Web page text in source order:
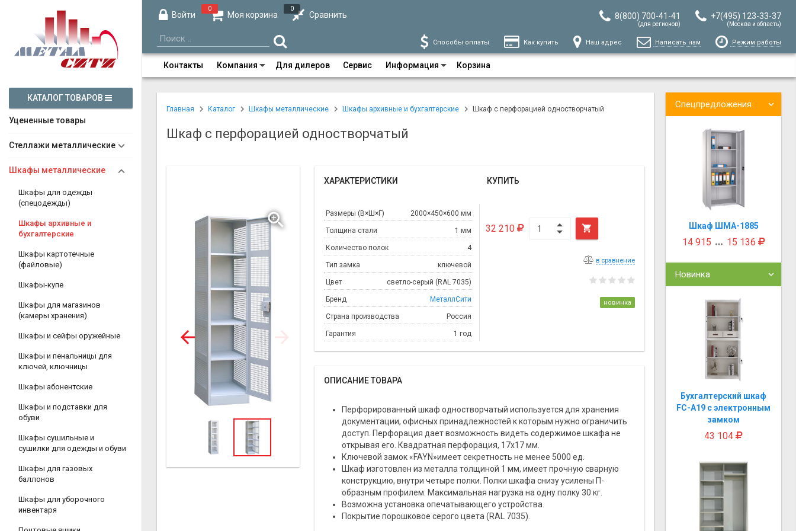
Войти Моя корзина
0
Сравнить
0
8(800) 700-41-41
(для регионов)
+7(495) 123-33-37
(Москва и область)
Способы оплаты Как купить Наш адрес Написать нам Режим работы
Контакты Компания Для дилеров Сервис Информация Корзина
КАТАЛОГ ТОВАРОВ
Уцененные товары
Стеллажи металлические
Шкафы металлические
Шкафы для одежды
(спецодежды)
Шкафы архивные и
бухгалтерские
Шкафы картотечные
(файловые)
Шкафы-купе
Шкафы для магазинов
(камеры хранения)
Шкафы и сейфы оружейные
Шкафы и пенальницы для
ключей, ключницы
Шкафы абонентские
Шкафы и подставки для
обуви
Шкафы сушильные и
сушилки для одежды и обуви
Шкафы для газовых
баллонов
Шкафы для уборочного
инвентаря
Главная Каталог Шкафы металлические Шкафы архивные и бухгалтерские Шкаф с перфорацией одностворчатый
Шкаф с перфорацией одностворчатый
ХАРАКТЕРИСТИКИ КУПИТЬ
Размеры (В×Ш×Г) 2000×450×600 мм
Толщина стали 1 мм
Количество полок 4
Тип замка ключевой
Цвет светло-серый (RAL 7035)
Бренд МеталлСити
Страна производства Россия
Гарантия 1 год
32 210 
в сравнение
новинка
ОПИСАНИЕ ТОВАРА
Перфорированный шкаф одностворчатый используется для хранения
документации, офисных принадлежностей к которым нужно ограничить
доступ. Перфорация дает возможность видеть содержимое шкафа не
открывая его. Квадратная перфорация, 17х17 мм.
Ключевой замок «FAYN»имеет секретность не менее 5000 ед.
Шкаф изготовлен из металла толщиной 1 мм, имеет прочную сварную
конструкцию, внутри четыре полки. Полки шкафа снизу усилены П-
образным профилем. Максимальная нагрузка на одну полку 30 кг.
Возможна установка опечатывающего устройства.
Покрытие порошковое серого цвета (RAL 7035).
Спецпредложения
Шкаф ШМА-1885
14 915  15 136
Новинка
Бухгалтерский шкаф
FC-A19 с электронным
замком
43 104